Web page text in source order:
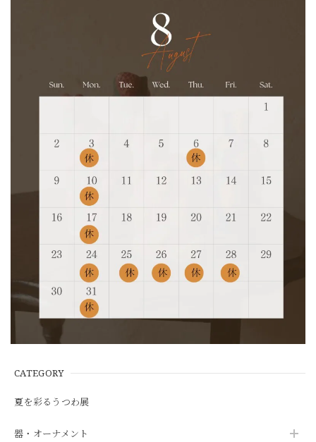
CATEGORY
夏を彩るうつわ展
器・オーナメント